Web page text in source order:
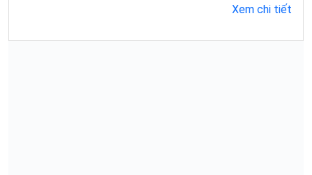
Xem chi tiết